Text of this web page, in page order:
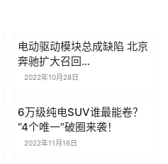
电动驱动模块总成缺陷 北京
奔驰扩大召回
EQA/EQB/EQC
2022年10月28日
6万级纯电SUV谁最能卷？
“4个唯一”破圈来袭！
2022年11月16日